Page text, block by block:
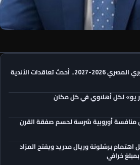
كل مكان
أحدث تعاقدات الأندية
يو» لكل أهلاوي في كل مكان
منافسة أوروبية شرسة لحسم صفقة القرن
اهتمام برشلونة وريال مدريد ويفتح المزاد
خرافي